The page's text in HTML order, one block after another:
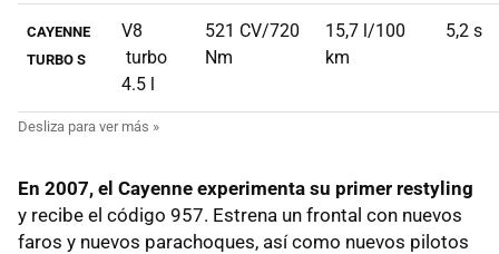
CAYENNE
TURBO S
V8
turbo
4.5 l
521 CV/720
Nm
15,7 l/100
km
5,2 s
En 2007, el Cayenne experimenta su primer restyling
y recibe el código 957. Estrena un frontal con nuevos
faros y nuevos parachoques, así como nuevos pilotos